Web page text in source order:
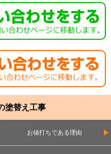
塗替え工事
お値打ちである理由